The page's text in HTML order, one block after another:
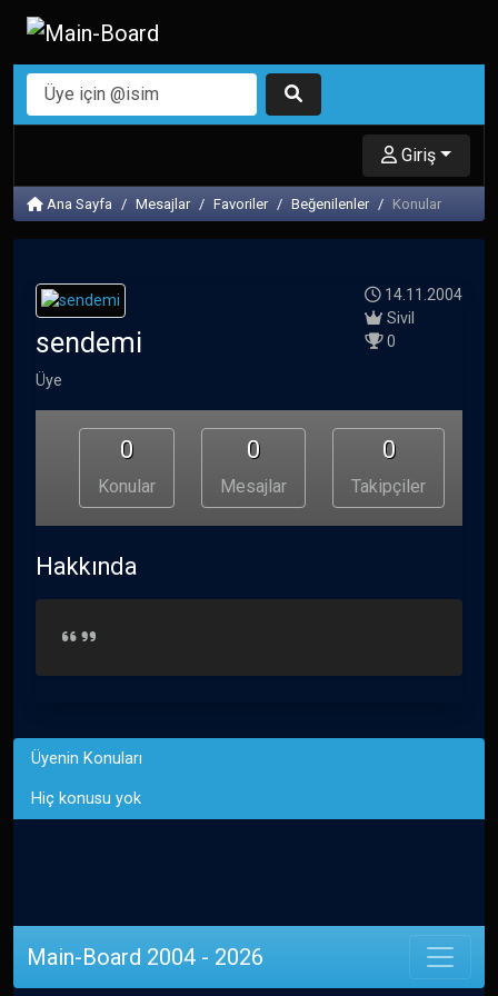
Giriş
Ana Sayfa Mesajlar Favoriler Beğenilenler Konular
sendemi
Üye
14.11.2004
Sivil
0
0
Konular
0
Mesajlar
0
Takipçiler
Hakkında
Üyenin Konuları
Hiç konusu yok
Main-Board 2004 - 2026